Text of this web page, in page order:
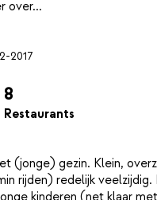
2017
8
Restaurants
(jonge) gezin. Klein,
rijden) redelijk veelzijdig.
kinderen (net klaar